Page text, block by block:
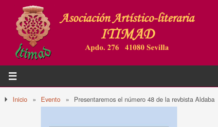
Inicio » Evento » Presentaremos el número 48 de la revbista Aldaba